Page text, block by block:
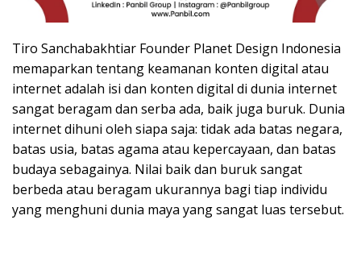
Tiro Sanchabakhtiar Founder Planet Design Indonesia
memaparkan tentang keamanan konten digital atau
internet adalah isi dan konten digital di dunia internet
sangat beragam dan serba ada, baik juga buruk. Dunia
internet dihuni oleh siapa saja: tidak ada batas negara,
batas usia, batas agama atau kepercayaan, dan batas
budaya sebagainya. Nilai baik dan buruk sangat
berbeda atau beragam ukurannya bagi tiap individu
yang menghuni dunia maya yang sangat luas tersebut.